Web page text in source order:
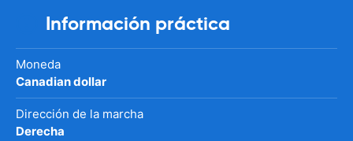
Información práctica
Moneda
Canadian dollar
Dirección de la marcha
Derecha